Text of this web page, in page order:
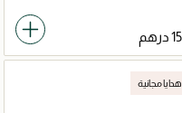
هدايا مجانية